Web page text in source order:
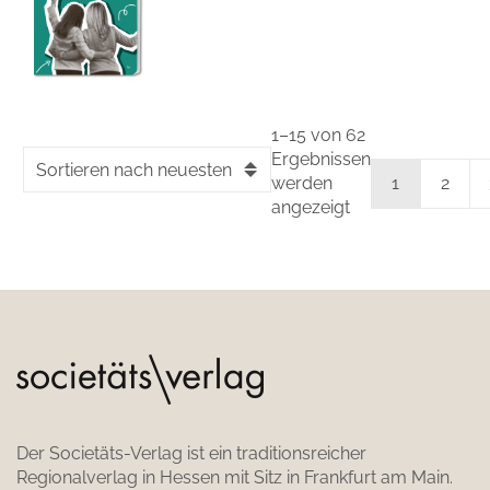
Sortieren nach neuesten
1–15 von 62
Ergebnissen
werden
angezeigt
1 2
Der Societäts-Verlag ist ein traditionsreicher
Regionalverlag in Hessen mit Sitz in Frankfurt am Main.